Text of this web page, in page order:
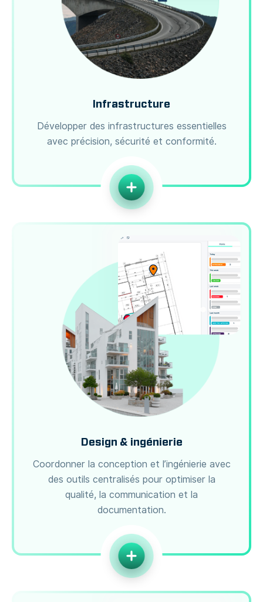
Infrastructure
Développer des infrastructures essentielles
avec précision, sécurité et conformité.
Design & ingénierie
Coordonner la conception et l’ingénierie avec
des outils centralisés pour optimiser la
qualité, la communication et la
documentation.